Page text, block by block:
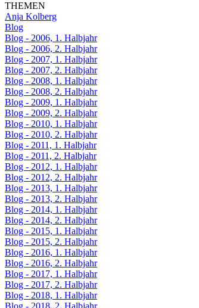
THEMEN
Anja Kolberg
Blog
Blog - 2006, 1. Halbjahr
Blog - 2006, 2. Halbjahr
Blog - 2007, 1. Halbjahr
Blog - 2007, 2. Halbjahr
Blog - 2008, 1. Halbjahr
Blog - 2008, 2. Halbjahr
Blog - 2009, 1. Halbjahr
Blog - 2009, 2. Halbjahr
Blog - 2010, 1. Halbjahr
Blog - 2010, 2. Halbjahr
Blog - 2011, 1. Halbjahr
Blog - 2011, 2. Halbjahr
Blog - 2012, 1. Halbjahr
Blog - 2012, 2. Halbjahr
Blog - 2013, 1. Halbjahr
Blog - 2013, 2. Halbjahr
Blog - 2014, 1. Halbjahr
Blog - 2014, 2. Halbjahr
Blog - 2015, 1. Halbjahr
Blog - 2015, 2. Halbjahr
Blog - 2016, 1. Halbjahr
Blog - 2016, 2. Halbjahr
Blog - 2017, 1. Halbjahr
Blog - 2017, 2. Halbjahr
Blog - 2018, 1. Halbjahr